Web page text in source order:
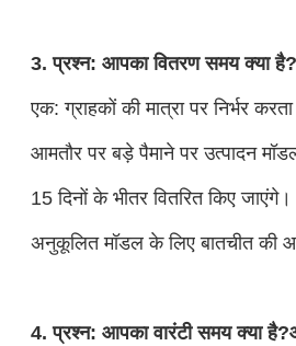
3. प्रश्न: आपका वितरण समय क्या है?
एक: ग्राहकों की मात्रा पर निर्भर
आमतौर पर बड़े पैमाने पर उत्पादन
15 दिनों के भीतर वितरित किए जाएंगे।
अनुकूलित मॉडल के लिए बातचीत की
4. प्रश्न: आपका वारंटी समय क्या